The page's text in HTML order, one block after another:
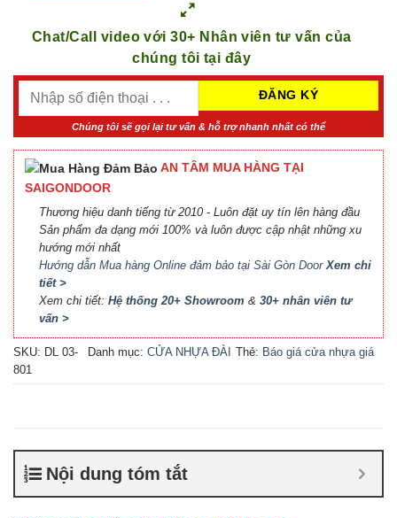
Chat/Call video với 30+ Nhân viên tư vấn của
chúng tôi tại đây
Chúng tôi sẽ gọi lại tư vấn & hỗ trợ nhanh nhất có thể
AN TÂM MUA HÀNG TẠI
SAIGONDOOR
Thương hiệu danh tiếng từ 2010 - Luôn đặt uy tín lên hàng đầu
Sản phẩm đa dạng mới 100% và luôn được cập nhật những xu
hướng mới nhất
Hướng dẫn Mua hàng Online đảm bảo tại Sài Gòn DoorXem chi
tiết >
Xem chi tiết: Hệ thống 20+ Showroom & 30+ nhân viên tư
vấn >
SKU: DL 03-
801
Danh mục: CỬA NHỰA ĐÀI Thẻ: Báo giá cửa nhựa giá
HCM,Cửa nhựa đúc Đài
Nội dung tóm tắt